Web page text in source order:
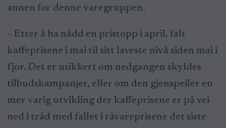
annen for denne varegruppen.
– Etter å ha nådd en pristopp i april, falt
kaffeprisene i mai til sitt laveste nivå siden mai i
fjor. Det er usikkert om nedgangen skyldes
tilbudskampanjer, eller om den gjenspeiler en
mer varig utvikling der kaffeprisene er på vei
ned i tråd med fallet i råvareprisene det siste